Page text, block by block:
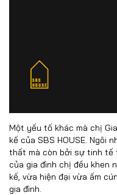
Một yếu tố khác mà chị
kế của SBS HOUSE. Ngôi
thất mà còn bởi sự tinh tế
của gia đình chị đều khen
kế, vừa hiện đại vừa ấm
gia đình.